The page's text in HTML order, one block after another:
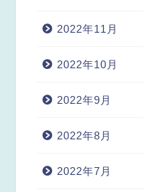
2022年11月
2022年10月
2022年9月
2022年8月
2022年7月